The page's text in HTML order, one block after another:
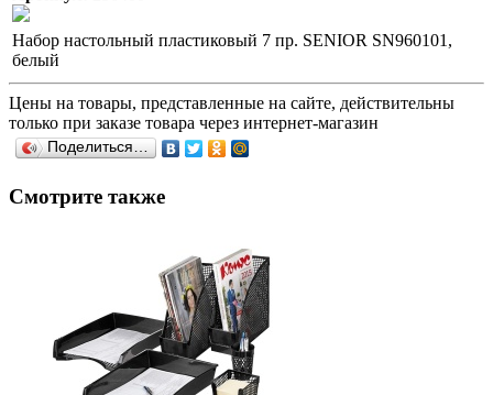
Набор настольный пластиковый 7 пр. SENIOR SN960101,
белый
Цены на товары, представленные на сайте, действительны
только при заказе товара через интернет-магазин
Поделиться…
Смотрите также